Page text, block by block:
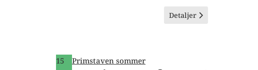
Detaljer
15
Primstaven sommer